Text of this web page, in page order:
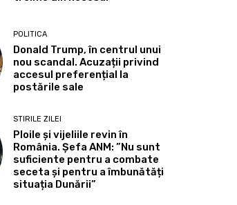
POLITICA
Donald Trump, în centrul unui
nou scandal. Acuzații privind
accesul preferențial la
postările sale
STIRILE ZILEI
Ploile și vijeliile revin în
România. Șefa ANM: ”Nu sunt
suficiente pentru a combate
seceta și pentru a îmbunătăți
situația Dunării”